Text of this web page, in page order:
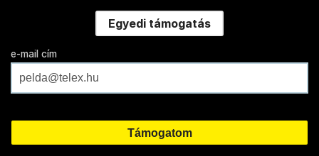
Egyedi támogatás
e-mail cím